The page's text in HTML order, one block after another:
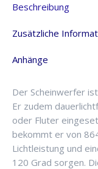
Beschreibung
Zusätzliche
Anhänge
Der Scheinwerfer
Er zudem
oder Fluter
bekommt er von
Lichtleistung und
120 Grad sorgen.